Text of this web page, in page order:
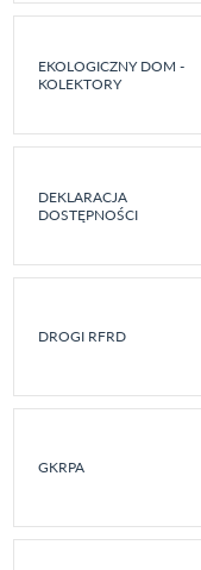
EKOLOGICZNY DOM -
KOLEKTORY
DEKLARACJA
DOSTĘPNOŚCI
DROGI RFRD
GKRPA